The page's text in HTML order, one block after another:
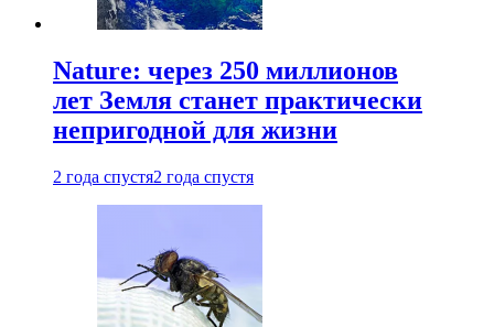
Nature: через 250 миллионов
лет Земля станет практически
непригодной для жизни
2 года спустя2 года спустя